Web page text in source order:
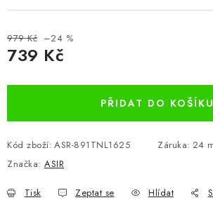
979 Kč –24 %
739 Kč
PŘIDAT DO KOŠÍKU
Kód zboží: ASR-891TNL1625 Záruka: 24
Značka: ASIR
Tisk Zeptat se Hlídat